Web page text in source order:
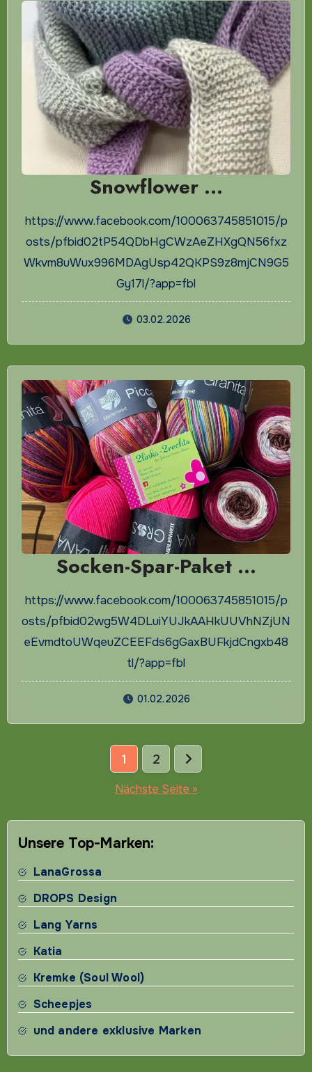
Snowflower …
https://www.facebook.com/100063745851015/p
osts/pfbid02tP54QDbHgCWzAeZHXgQN56fxz
Wkvm8uWux996MDAgUsp42QKPS9z8mjCN9G5
Gy17l/?app=fbl
03.02.2026
Socken-Spar-Paket …
https://www.facebook.com/100063745851015/p
osts/pfbid02wg5W4DLuiYUJkAAHkUUVhNZjUN
eEvmdtoUWqeuZCEEFds6gGaxBUFkjdCngxb48
tl/?app=fbl
01.02.2026
Seitennummerierung
Beiträge
1 2
Nächste Seite »
Unsere Top-Marken:
LanaGrossa
DROPS Design
Lang Yarns
Katia
Kremke (Soul Wool)
Scheepjes
und andere exklusive Marken